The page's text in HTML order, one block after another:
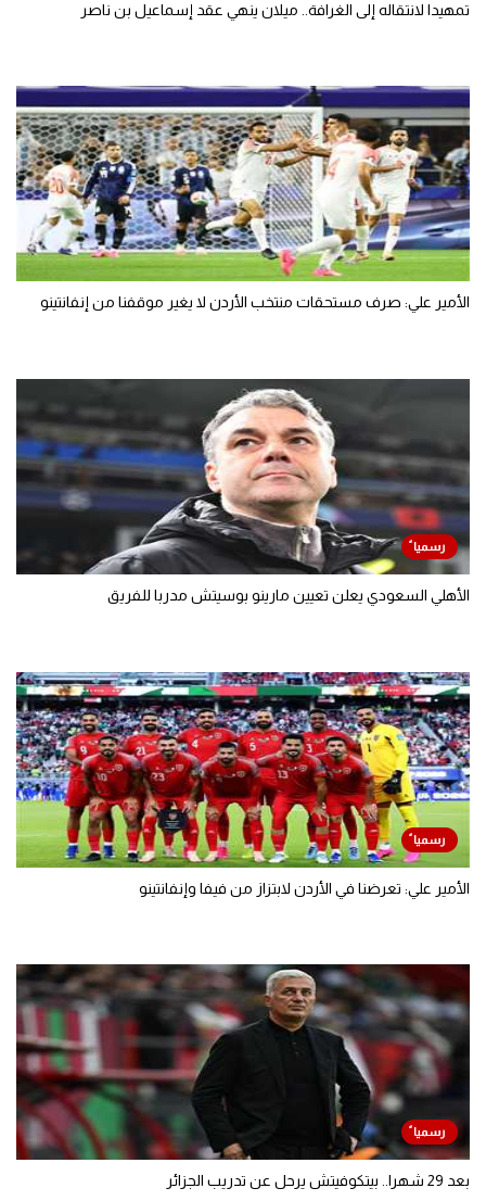
تمهيدا لانتقاله إلى الغرافة.. ميلان ينهي عقد إسماعيل بن ناصر
الأمير علي: صرف مستحقات منتخب الأردن لا يغير موقفنا من إنفانتينو
الأهلي السعودي يعلن تعيين مارينو بوسيتش مدربا للفريق
الأمير علي: تعرضنا في الأردن لابتزاز من فيفا وإنفانتينو
بعد 29 شهرا.. بيتكوفيتش يرحل عن تدريب الجزائر